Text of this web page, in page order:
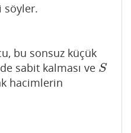
söyler.
bu sonsuz küçük
sabit kalması ve S
S
hacimlerin